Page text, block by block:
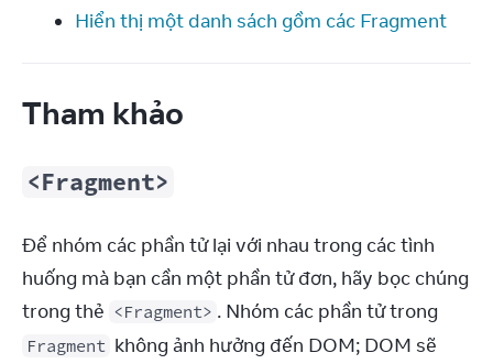
Hiển thị một danh sách gồm các Fragment
Tham khảo
<Fragment>
Để nhóm các phần tử lại với nhau trong các tình
huống mà bạn cần một phần tử đơn, hãy bọc chúng
trong thẻ <Fragment>
Fragment không ảnh hưởng đến DOM; DOM sẽ